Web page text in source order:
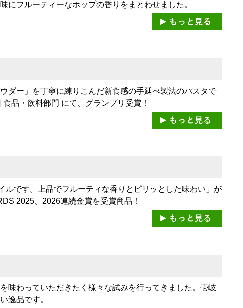
にフルーティーなホップの香りをまとわせました。
ダー」を丁寧に練りこんだ新食感の手延べ製法のパスタで
品・飲料部門 にて、グランプリ受賞！
ルです。上品でフルーティな香りとピリッとした味わい」が
2025、2026連続金賞を受賞商品！
味わっていただきたく様々な試みを行ってきました。壱岐
逸品です。